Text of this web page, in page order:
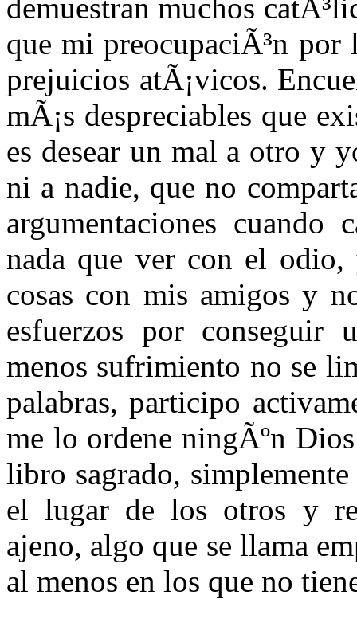
demuestran muchos
que mi preocupaciÃ³n
prejuicios atÃ¡vicos.
mÃ¡s despreciables que
es desear un mal a otro y
ni a nadie, que no
argumentaciones cuando
nada que ver con el odio,
cosas con mis amigos y
esfuerzos por conseguir
menos sufrimiento no se
palabras, participo
me lo ordene ningÃºn
libro sagrado,
el lugar de los otros y
ajeno, algo que se llama
al menos en los que no